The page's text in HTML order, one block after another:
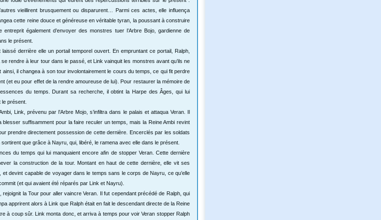
vieillirent brusquement ou disparurent… Parmi ces actes, elle influença
cette reine douce et généreuse en véritable tyran, la poussant à construire
également d’envoyer des monstres tuer l’Arbre Bojo, gardienne de
le présent.
derrière elle un portail temporel ouvert. En empruntant ce portail, Ralph,
se rendre à leur tour dans le passé, et Link vainquit les monstres avant qu’ils ne
ainsi, il changea à son tour involontairement le cours du temps, ce qui fit perdre
(et eu pour effet de la rendre amoureuse de lui). Pour restaurer la mémoire de
du temps. Durant sa recherche, il obtint la Harpe des Âges, qui lui
présent.
Link, prévenu par l’Arbre Mojo, s’infiltra dans le palais et attaqua Veran. Il
suffisamment pour la faire reculer un temps, mais la Reine Ambi revint
prendre directement possession de cette dernière. Encerclés par les soldats
que grâce à Nayru, qui, libéré, le ramena avec elle dans le présent.
du temps qui lui manquaient encore afin de stopper Veran. Cette dernière
la construction de la tour. Montant en haut de cette dernière, elle vit ses
devint capable de voyager dans le temps sans le corps de Nayru, ce qu’elle
(et qui avaient été réparés par Link et Nayru).
la Tour pour aller vaincre Veran. Il fut cependant précédé de Ralph, qui
apprirent alors à Link que Ralph était en fait le descendant directe de la Reine
à coup sûr. Link monta donc, et arriva à temps pour voir Veran stopper Ralph